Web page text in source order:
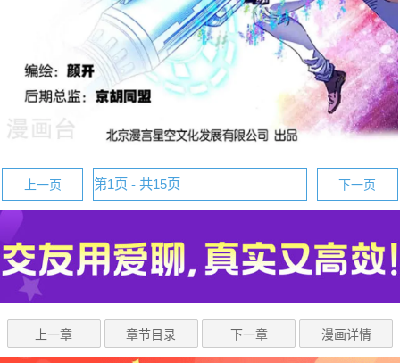
上一页 下一页
上一章 章节目录 下一章 漫画详情